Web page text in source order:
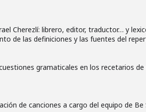
Cherezlí: librero, editor, traductor… y
de las definiciones y las fuentes del
gramaticales en los recetarios
de canciones a cargo del equipo de Be